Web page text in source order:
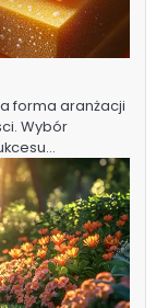
forma aranżacji
Wybór